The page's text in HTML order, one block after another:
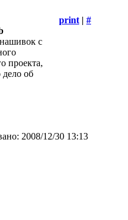
print | #
с
проекта,
об
2008/12/30 13:13